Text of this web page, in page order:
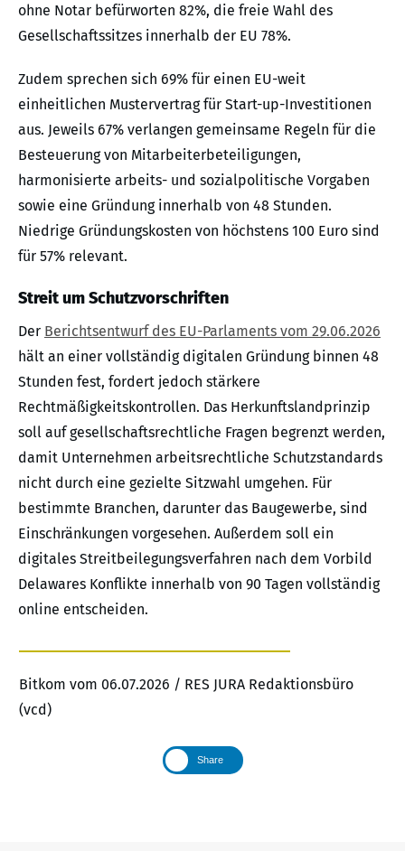
ohne Notar befürworten 82%, die freie Wahl des
Gesellschaftssitzes innerhalb der EU 78%.
Zudem sprechen sich 69% für einen EU-weit
einheitlichen Mustervertrag für Start-up-Investitionen
aus. Jeweils 67% verlangen gemeinsame Regeln für die
Besteuerung von Mitarbeiterbeteiligungen,
harmonisierte arbeits- und sozialpolitische Vorgaben
sowie eine Gründung innerhalb von 48 Stunden.
Niedrige Gründungskosten von höchstens 100 Euro sind
für 57% relevant.
Streit um Schutzvorschriften
Der Berichtsentwurf des EU-Parlaments vom 29.06.2026
hält an einer vollständig digitalen Gründung binnen 48
Stunden fest, fordert jedoch stärkere
Rechtmäßigkeitskontrollen. Das Herkunftslandprinzip
soll auf gesellschaftsrechtliche Fragen begrenzt werden,
damit Unternehmen arbeitsrechtliche Schutzstandards
nicht durch eine gezielte Sitzwahl umgehen. Für
bestimmte Branchen, darunter das Baugewerbe, sind
Einschränkungen vorgesehen. Außerdem soll ein
digitales Streitbeilegungsverfahren nach dem Vorbild
Delawares Konflikte innerhalb von 90 Tagen vollständig
online entscheiden.
Bitkom vom 06.07.2026 / RES JURA Redaktionsbüro
(vcd)
Share